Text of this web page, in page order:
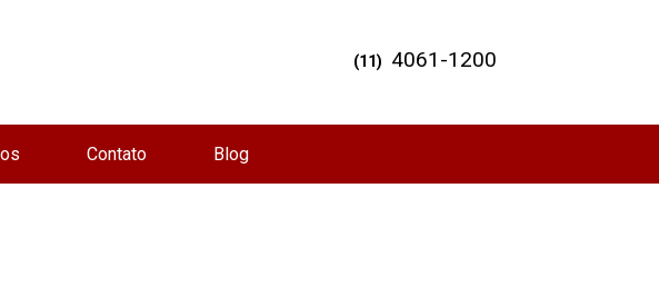
Contato Blog
(11) 4061-1200